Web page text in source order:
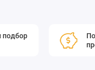
подбор